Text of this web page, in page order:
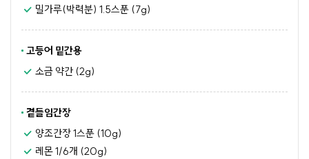
밀가루(박력분) 1.5스푼 (7g)
고등어 밑간용
소금 약간 (2g)
곁들임간장
양조간장 1스푼 (10g)
레몬 1/6개 (20g)